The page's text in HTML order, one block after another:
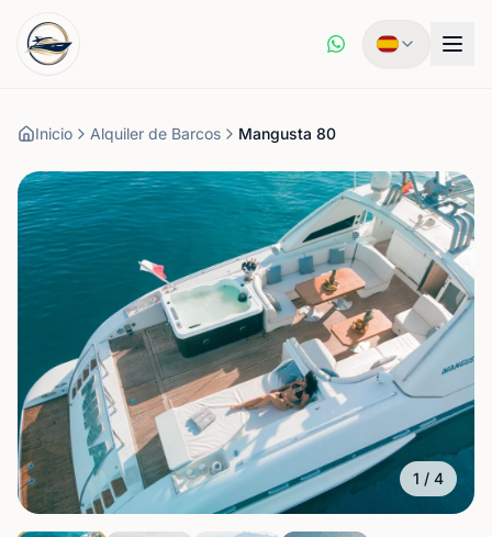
Inicio Alquiler de Barcos Mangusta 80
1 / 4